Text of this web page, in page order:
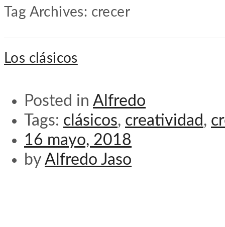
Tag Archives: crecer
Los clásicos
Posted in Alfredo
Tags: clásicos, creatividad,
16 mayo, 2018
by Alfredo Jaso